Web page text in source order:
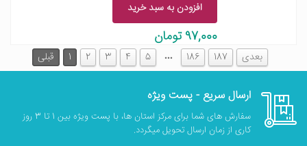
افزودن به سبد خرید
97,000 تومان
قبلی 1 2 3 4 5 … 186 187 بعدی
ارسال سریع - پست ویژه
سفارش های شما برای مرکز استان ها، با پست ویژه بین 1 تا 3 روز
کاری از زمان ارسال تحویل میگردد.